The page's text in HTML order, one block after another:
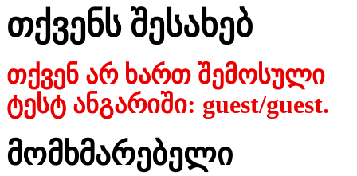
თქვენს შესახებ
თქვენ არ ხართ შემოსული
ტესტ ანგარიში: guest/guest.
მომხმარებელი